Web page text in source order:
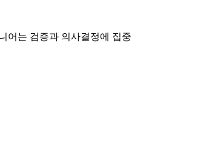
어는 검증과 의사결정에 집중